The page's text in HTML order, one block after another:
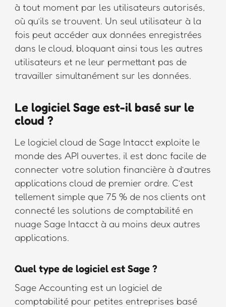
à tout moment par les utilisateurs autorisés,
où qu’ils se trouvent. Un seul utilisateur à la
fois peut accéder aux données enregistrées
dans le cloud, bloquant ainsi tous les autres
utilisateurs et ne leur permettant pas de
travailler simultanément sur les données.
Le logiciel Sage est-il basé sur le
cloud ?
Le logiciel cloud de Sage Intacct exploite le
monde des API ouvertes, il est donc facile de
connecter votre solution financière à d’autres
applications cloud de premier ordre. C’est
tellement simple que 75 % de nos clients ont
connecté les solutions de comptabilité en
nuage Sage Intacct à au moins deux autres
applications.
Quel type de logiciel est Sage ?
Sage Accounting est un logiciel de
comptabilité pour petites entreprises basé